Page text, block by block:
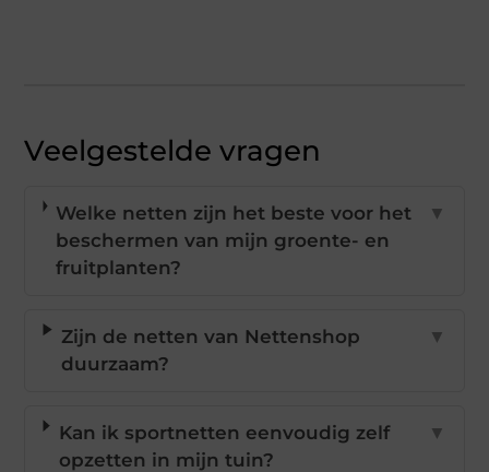
Veelgestelde vragen
Welke netten zijn het beste voor het
beschermen van mijn groente- en
fruitplanten?
▼
Zijn de netten van Nettenshop
duurzaam?
▼
Kan ik sportnetten eenvoudig zelf
opzetten in mijn tuin?
▼